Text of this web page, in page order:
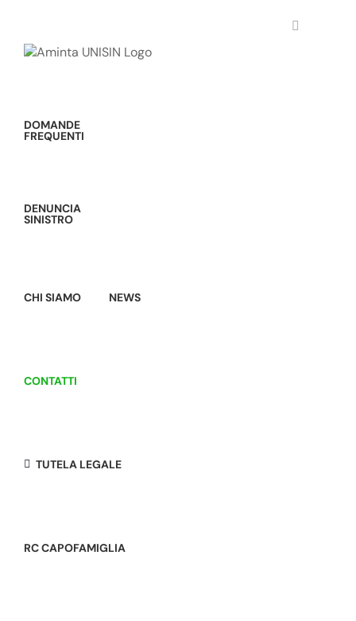
contenuto
DOMANDE
FREQUENTI
DENUNCIA
SINISTRO
CHI SIAMO NEWS
CONTATTI
TUTELA LEGALE
RC CAPOFAMIGLIA